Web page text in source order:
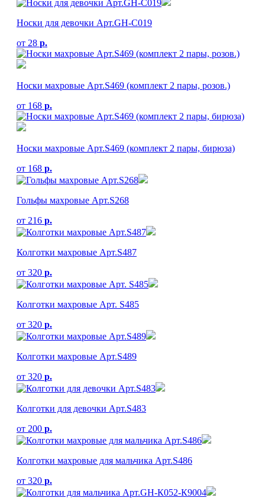
Носки для девочки Арт.GH-С019
от 28 р.
Носки махровые Арт.S469 (комплект 2 пары, розов.)
от 168 р.
Носки махровые Арт.S469 (комплект 2 пары, бирюза)
от 168 р.
Гольфы махровые Арт.S268
от 216 р.
Колготки махровые Арт.S487
от 320 р.
Колготки махровые Арт. S485
от 320 р.
Колготки махровые Арт.S489
от 320 р.
Колготки для девочки Арт.S483
от 200 р.
Колготки махровые для мальчика Арт.S486
от 320 р.